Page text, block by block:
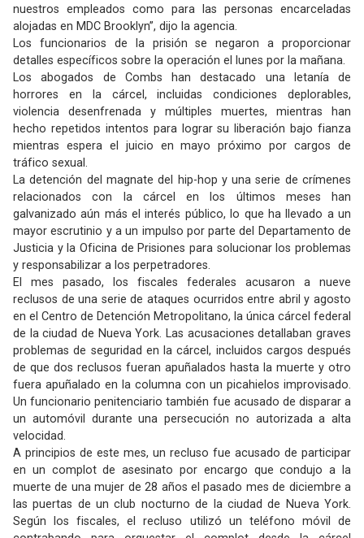
nuestros empleados como para las personas encarceladas
alojadas en MDC Brooklyn”, dijo la agencia.
Los funcionarios de la prisión se negaron a proporcionar
detalles específicos sobre la operación el lunes por la mañana.
Los abogados de Combs han destacado una letanía de
horrores en la cárcel, incluidas condiciones deplorables,
violencia desenfrenada y múltiples muertes, mientras han
hecho repetidos intentos para lograr su liberación bajo fianza
mientras espera el juicio en mayo próximo por cargos de
tráfico sexual.
La detención del magnate del hip-hop y una serie de crímenes
relacionados con la cárcel en los últimos meses han
galvanizado aún más el interés público, lo que ha llevado a un
mayor escrutinio y a un impulso por parte del Departamento de
Justicia y la Oficina de Prisiones para solucionar los problemas
y responsabilizar a los perpetradores.
El mes pasado, los fiscales federales acusaron a nueve
reclusos de una serie de ataques ocurridos entre abril y agosto
en el Centro de Detención Metropolitano, la única cárcel federal
de la ciudad de Nueva York. Las acusaciones detallaban graves
problemas de seguridad en la cárcel, incluidos cargos después
de que dos reclusos fueran apuñalados hasta la muerte y otro
fuera apuñalado en la columna con un picahielos improvisado.
Un funcionario penitenciario también fue acusado de disparar a
un automóvil durante una persecución no autorizada a alta
velocidad.
A principios de este mes, un recluso fue acusado de participar
en un complot de asesinato por encargo que condujo a la
muerte de una mujer de 28 años el pasado mes de diciembre a
las puertas de un club nocturno de la ciudad de Nueva York.
Según los fiscales, el recluso utilizó un teléfono móvil de